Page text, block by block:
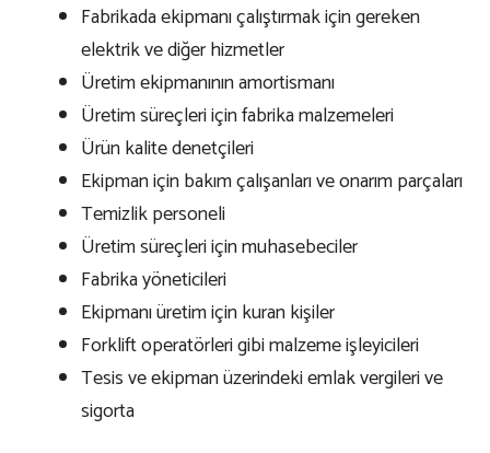
Fabrikada ekipmanı çalıştırmak için gereken
elektrik ve diğer hizmetler
Üretim ekipmanının amortismanı
Üretim süreçleri için fabrika malzemeleri
Ürün kalite denetçileri
Ekipman için bakım çalışanları ve onarım parçaları
Temizlik personeli
Üretim süreçleri için muhasebeciler
Fabrika yöneticileri
Ekipmanı üretim için kuran kişiler
Forklift operatörleri gibi malzeme işleyicileri
Tesis ve ekipman üzerindeki emlak vergileri ve
sigorta